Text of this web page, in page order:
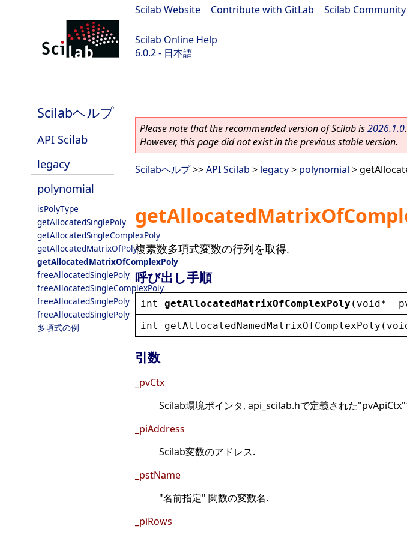
Scilab Website Contribute with GitLab Scilab Community
Scilab Online Help
6.0.2 - 日本語
Scilabヘルプ
API Scilab
legacy
polynomial
isPolyType
getAllocatedSinglePoly
getAllocatedSingleComplexPoly
getAllocatedMatrixOfPoly
getAllocatedMatrixOfComplexPoly
freeAllocatedSinglePoly
freeAllocatedSingleComplexPoly
freeAllocatedSinglePoly
freeAllocatedSinglePoly
多項式の例
Please note that the recommended version of Scilab is2026.1.0
However, this page did not exist in the previous stable version.
Scilabヘルプ>>API Scilab > legacy> polynomial >
複素数多項式変数の行列を取得.
呼び出し手順
int getAllocatedMatrixOfComplexPoly ( void*
int
getAllocatedNamedMatrixOfComplexPoly (
引数
_pvCtx
Scilab環境ポインタ, api_scilab.hで定義された
_piAddress
Scilab変数のアドレス.
_pstName
"名前指定" 関数の変数名.
_piRows